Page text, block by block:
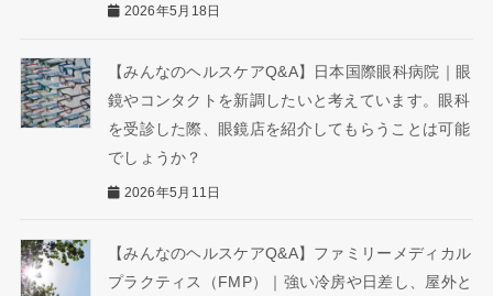
2026年5月18日
【みんなのヘルスケアQ&A】日本国際眼科病院｜眼
鏡やコンタクトを新調したいと考えています。眼科
を受診した際、眼鏡店を紹介してもらうことは可能
でしょうか？
2026年5月11日
【みんなのヘルスケアQ&A】ファミリーメディカル
プラクティス（FMP）｜強い冷房や日差し、屋外と